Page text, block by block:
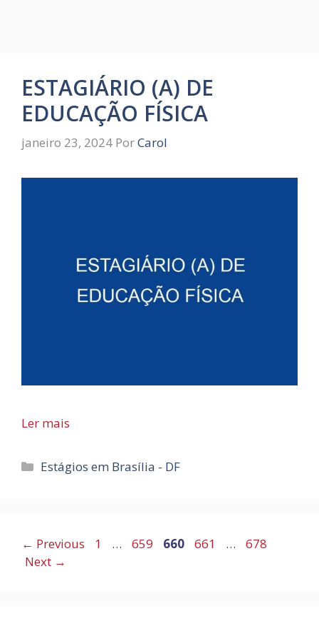
ESTAGIÁRIO (A) DE
EDUCAÇÃO FÍSICA
janeiro 23, 2024 PorCarol
Ler mais
Categorias
Estágios em Brasília - DF
← Previous Page
1 … Page
659 Page
660 Page
661 … Page
678
Next →